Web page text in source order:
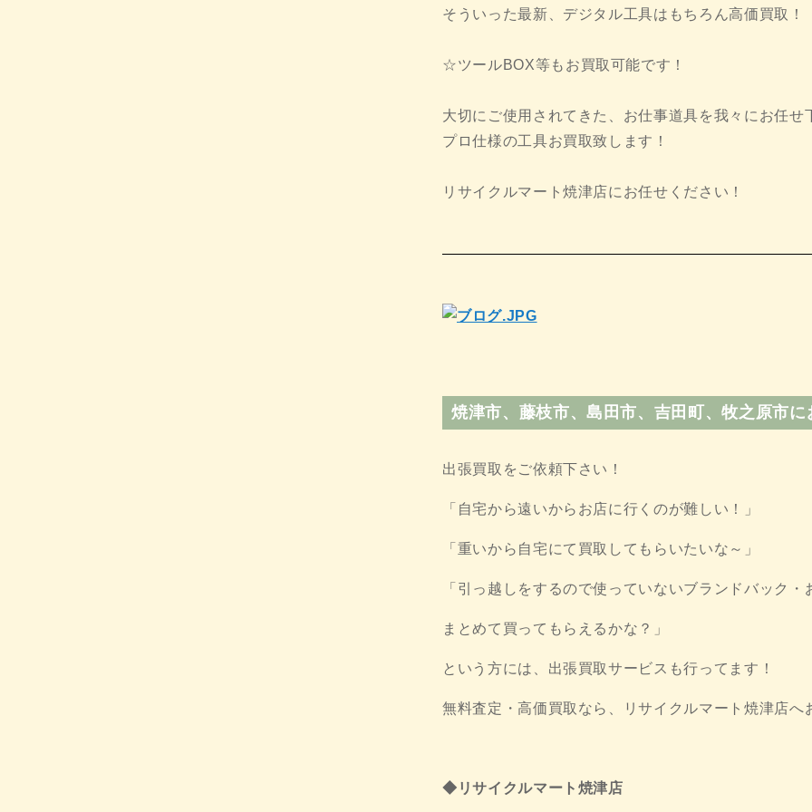
そういった最新、デジタル工具はもちろん高価買取！
☆ツールBOX等もお買取可能です！
大切にご使用されてきた、お仕事道具を我々にお任せ
プロ仕様の工具お買取致します！
リサイクルマート焼津店にお任せください！
焼津市、藤枝市、島田市、吉田町、牧之原市
出張買取をご依頼下さい！
「自宅から遠いからお店に行くのが難しい！」
「重いから自宅にて買取してもらいたいな～」
「引っ越しをするので使っていないブランドバック
まとめて買ってもらえるかな？」
という方には、出張買取サービスも行ってます！
無料査定・高価買取なら、リサイクルマート焼津店へ
◆リサイクルマート焼津店